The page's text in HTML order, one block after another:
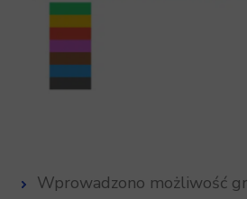
Wprowadzono możliwość